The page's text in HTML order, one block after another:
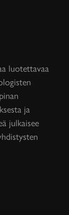
luotettavaa
ja
julkaisee